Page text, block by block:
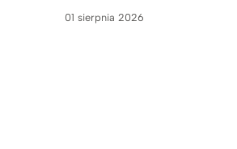
01 sierpnia 2026